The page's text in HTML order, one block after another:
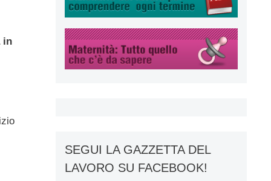
in
SEGUI LA GAZZETTA DEL
LAVORO SU FACEBOOK!